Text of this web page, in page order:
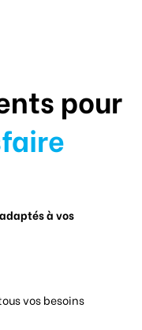
pour
adaptés à vos
vos besoins